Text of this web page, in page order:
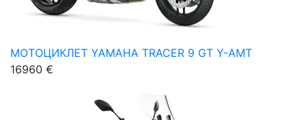
МОТОЦИКЛЕТ YAMAHA TRACER 9 GT Y-AMT
16960 €